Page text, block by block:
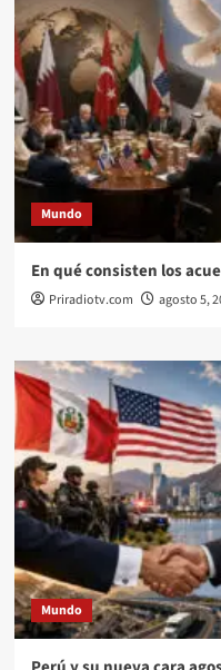
Mundo
En qué consisten los
Priradiotv.com agosto 5,
Mundo